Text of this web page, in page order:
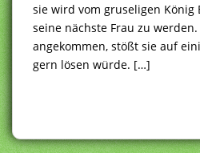
sie wird vom gruseligen König
seine nächste Frau zu werden.
angekommen, stößt sie auf
gern lösen würde. […]